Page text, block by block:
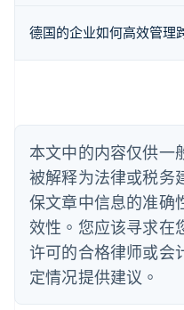
德国的企业如何高效管理
本文中的内容仅供一
被解释为法律或税务
保文章中信息的准确
效性。您应该寻求在
许可的合格律师或会
定情况提供建议。
巴西
保加利亚
English
丹麦
English
德国
DeutschEnglish
法国
FrançaisEnglish
芬兰
EnglishSvenska